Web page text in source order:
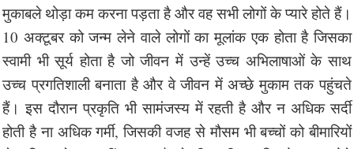
मुकाबले थोड़ा कम करना पड़ता है और वह सभी लोगों के प्यारे होते हैं।
10 अक्टूबर को जन्म लेने वाले लोगों का मूलांक एक होता है जिसका
स्वामी भी सूर्य होता है जो जीवन में उन्हें उच्च अभिलाषाओं के साथ
उच्च प्रगतिशाली बनाता है और वे जीवन में अच्छे मुकाम तक पहुंचते
हैं। इस दौरान प्रकृति भी सामंजस्य में रहती है और न अधिक सर्दी
होती है ना अधिक गर्मी, जिसकी वजह से मौसम भी बच्चों को बीमारियों